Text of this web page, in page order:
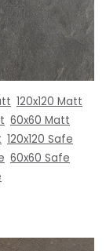
120x120 Matt
60x60 Matt
120x120 Safe
60x60 Safe